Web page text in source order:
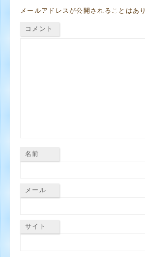
メールアドレスが公開されることはあ
コメント
名前
メール
サイト